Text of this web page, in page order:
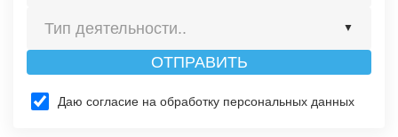
Тип деятельности.. ▼
Строительство
ОТПРАВИТЬ
Даю согласие на обработку персональных данных